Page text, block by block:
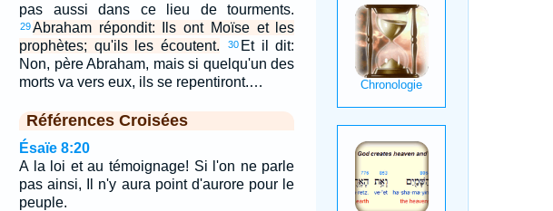
pas aussi dans ce lieu de tourments.
29Abraham répondit: Ils ont Moïse et les
prophètes; qu'ils les écoutent.
30 Et il dit:
Non, père Abraham, mais si quelqu'un des
morts va vers eux, ils se repentiront.…
Références Croisées
Ésaïe 8:20
A la loi et au témoignage! Si l'on ne parle
pas ainsi, Il n'y aura point d'aurore pour le
peuple.